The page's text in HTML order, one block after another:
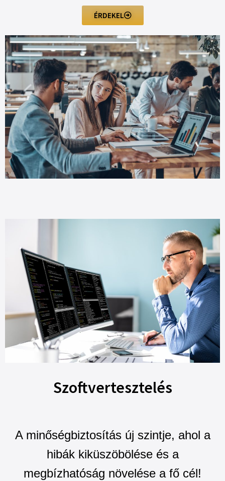
ÉRDEKEL
Szoftvertesztelés
A minőségbiztosítás új szintje, ahol a
hibák kiküszöbölése és a
megbízhatóság növelése a fő cél!